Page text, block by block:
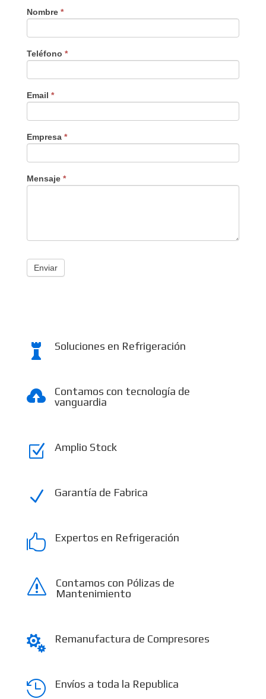
Nombre *
Teléfono *
Email *
Empresa *
Mensaje *
Enviar
 Soluciones en Refrigeración

Contamos con tecnología de
vanguardia
Z Amplio Stock
N Garantía de Fabrica
 Expertos en Refrigeración
s
Contamos con Pólizas de
Mantenimiento
 Remanufactura de Compresores
 Envíos a toda la Republica